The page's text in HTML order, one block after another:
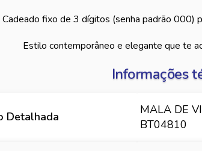
Cadeado fixo de 3 dígitos (senha padrão 000)
Estilo contemporâneo e elegante que te
Informações
Detalhada
MALA DE
BT04810